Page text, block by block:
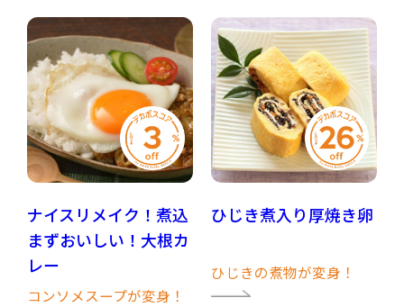
ナイスリメイク！煮込
まずおいしい！大根カ
レー
コンソメスープが変身！
ひじき煮入り厚焼き卵
ひじきの煮物が変身！